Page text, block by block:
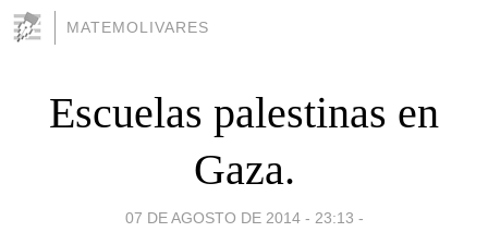
MATEMOLIVARES
Escuelas palestinas en
Gaza.
07 DE AGOSTO DE 2014 - 23:13 -